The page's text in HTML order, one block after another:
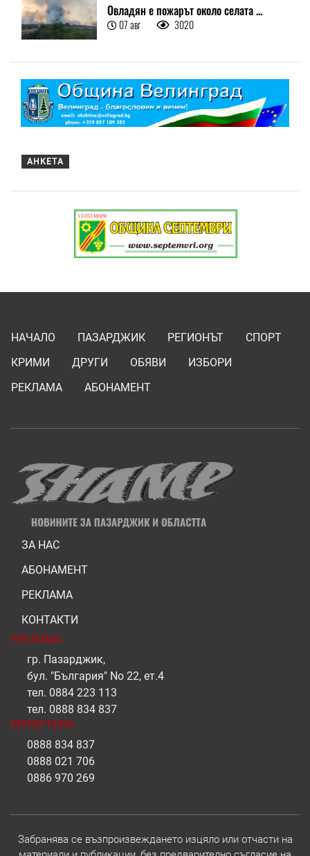
Овладян е пожарът около селата ...
07 авг 3020
АНКЕТА
НАЧАЛО ПАЗАРДЖИК РЕГИОНЪТ
СПОРТ
КРИМИ
ДРУГИ ОБЯВИ
ИЗБОРИ
РЕКЛАМА
АБОНАМЕНТ
ЗА НАС
АБОНАМЕНТ
РЕКЛАМА
КОНТАКТИ
РЕКЛАМА
гр. Пазарджик,
бул. "България" No 22, ет.4
тел. 0884 223 113
тел. 0888 834 837
РЕПОРТЕРИ
0888 834 837
0888 021 706
0886 970 269
Забранява се възпроизвеждането изцяло или отчасти на